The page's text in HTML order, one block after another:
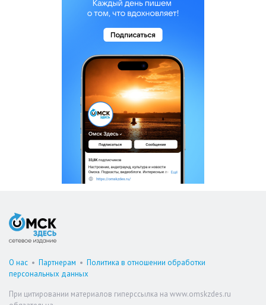
О нас • Партнерам • Политика в отношении обработки
персональных данных
При цитировании материалов гиперссылка на www.omskzdes.ru